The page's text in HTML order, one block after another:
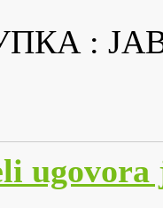
:
ugovora